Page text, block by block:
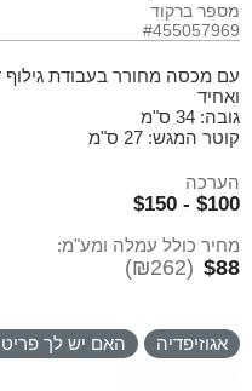
מספר ברקוד
#455057969
עם מכסה מחורר בעבודת גילוף
ואחיד
גובה: 34 ס"מ
קוטר המגש: 27 ס"מ
הערכה
$100 - $150
מחיר כולל עמלה ומע"מ:
$88
(₪262)
אגוזיפדיה האם יש לך